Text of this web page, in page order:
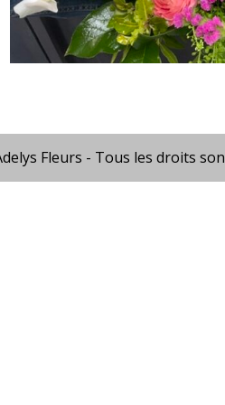
Fleurs - Tous les droits